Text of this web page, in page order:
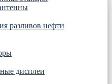
разливов нефти
дисплеи